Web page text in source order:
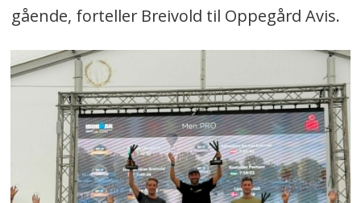
gående, forteller Breivold til Oppegård Avis.